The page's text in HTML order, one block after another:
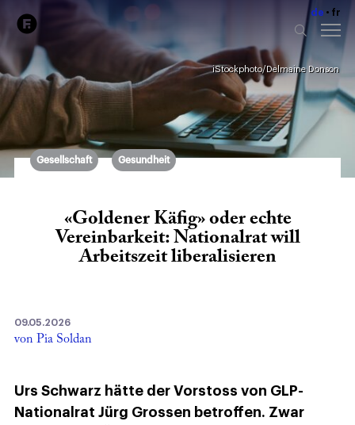
de fr
iStockphoto/Delmaine Donson
Gesellschaft Gesundheit
«Goldener Käfig» oder echte
Vereinbarkeit: Nationalrat will
Arbeitszeit liberalisieren
09.05.2026
von Pia Soldan
Urs Schwarz hätte der Vorstoss von GLP-
Nationalrat Jürg Grossen betroffen. Zwar